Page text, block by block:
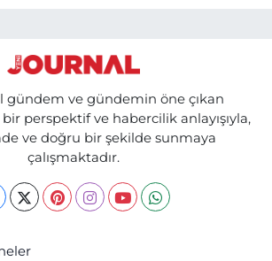
gündem ve gündemin öne çıkan
bir perspektif ve habercilik anlayışıyla,
ve doğru bir şekilde sunmaya
çalışmaktadır.